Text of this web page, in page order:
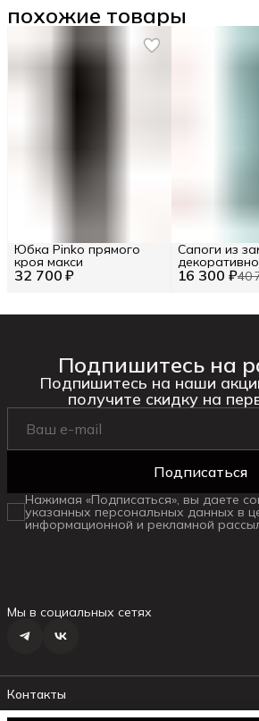
похожие товары
32 700 ₽
Юбка Pinko прямого
кроя макси
16 300 ₽40
Cапоги из
Pinko RU
Подпишитесь на
Подпишитесь на наши
получите скидку на
Подписаться
Нажимая «Подписаться», вы даете
указанных персональных данных в
информационной и рекламной
Мы в социальных сетях
Контакты
Адрес магазина №1